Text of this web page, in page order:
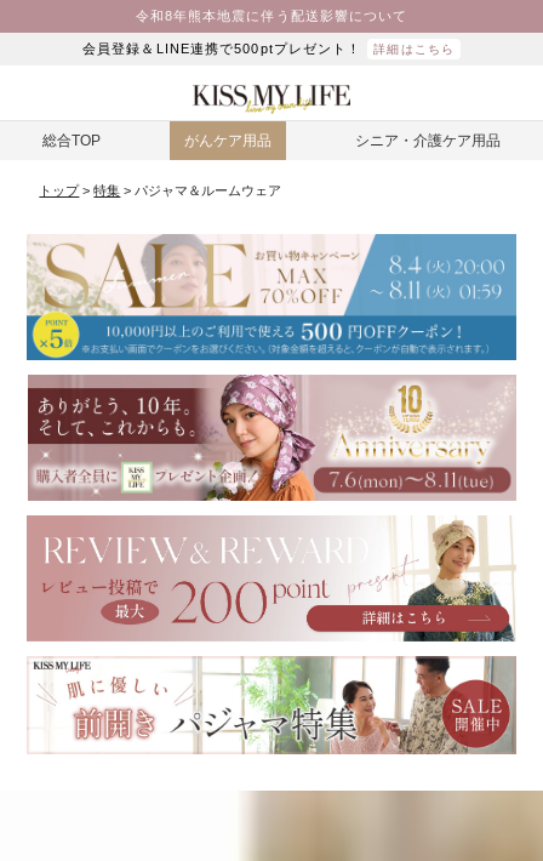
令和8年熊本地震に伴う配送影響について
会員登録＆LINE連携で500ptプレゼント！ 詳細はこちら
総合TOP がんケア用品 シニア・介護ケア用品
トップ 特集 パジャマ＆ルームウェア